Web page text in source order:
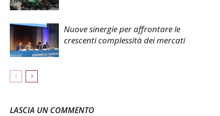
Nuove sinergie per affrontare le
crescenti complessità dei mercati
LASCIA UN COMMENTO